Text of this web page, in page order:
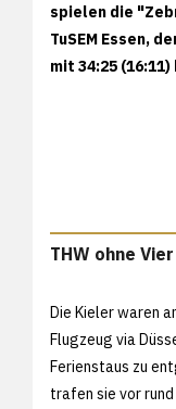
spielen die
TuSEM Essen,
mit 34:25
THW ohne Vier
Die Kieler waren
Flugzeug via
Ferienstaus zu
trafen sie vor